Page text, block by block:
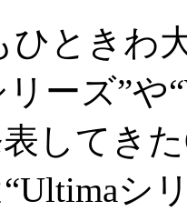
ときわ
ーズ”や
してき
シ